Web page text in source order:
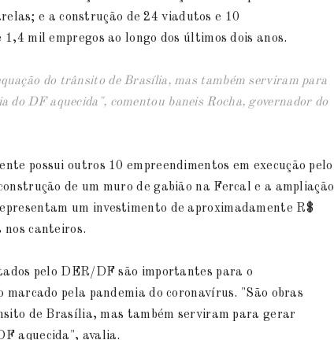
e a construção de 24 viadutos e 10
mil empregos ao longo dos últimos dois anos.
do trânsito de Brasília, mas também serviram para
DF aquecida", comentou baneis Rocha, governador do
possui outros 10 empreendimentos em execução pelo
de um muro de gabião na Fercal e a ampliação
um investimento de aproximadamente R$
nos canteiros.
pelo DER/DF são importantes para o
pela pandemia do coronavírus. "São obras
de Brasília, mas também serviram para gerar
aquecida", avalia.